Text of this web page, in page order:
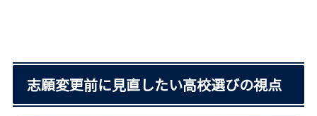
志願変更前に見直したい高校選びの視点